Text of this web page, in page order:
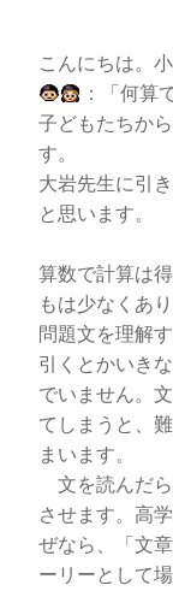
こんにちは。
：「何算
子どもたちか
す。
大岩先生に引
と思います。
算数で計算は
もは少なくあ
問題文を理解
引くとかいき
でいません。
てしまうと、
まいます。
文を読んだら
させます。高
ぜなら、「文
ーリーとして